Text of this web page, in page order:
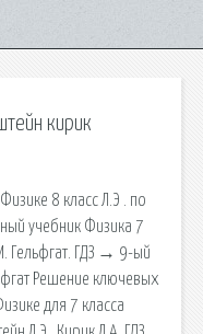
кирик
8 класс Л.Э . по
учебник Физика 7
Гельфгат. ГДЗ → 9-ый
Решение ключевых
для 7 класса